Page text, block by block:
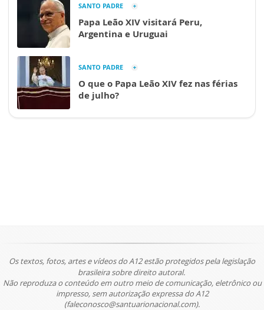
SANTO PADRE
Papa Leão XIV visitará Peru,
Argentina e Uruguai
SANTO PADRE
O que o Papa Leão XIV fez nas férias
de julho?
Os textos, fotos, artes e vídeos do A12 estão protegidos pela legislação
brasileira sobre direito autoral.
Não reproduza o conteúdo em outro meio de comunicação, eletrônico ou
impresso, sem autorização expressa do A12
(faleconosco@santuarionacional.com).